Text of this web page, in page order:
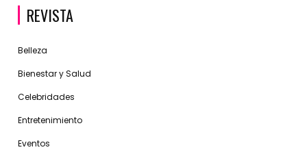
REVISTA
Belleza
Bienestar y Salud
Celebridades
Entretenimiento
Eventos